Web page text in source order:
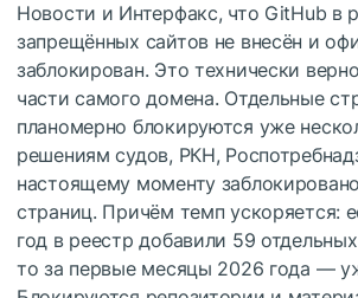
Новости и Интерфакс, что GitHub в
запрещённых сайтов не внесён и
заблокирован. Это технически
части самого домена. Отдельные
планомерно блокируются уже
решениям судов, РКН,
настоящему моменту
страниц. Причём темп ускоряется:
год в реестр добавили 59
то за первые месяцы 2026 года —